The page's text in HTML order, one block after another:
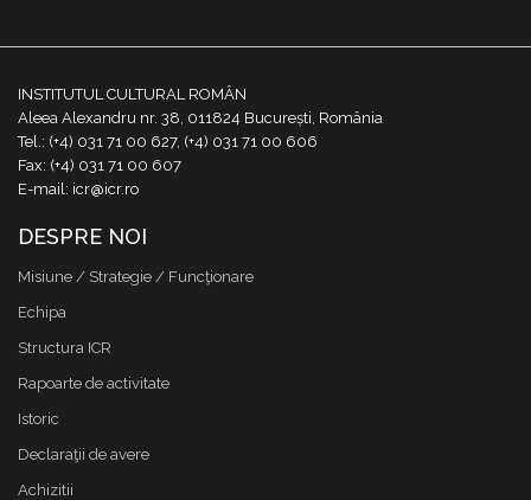
INSTITUTUL CULTURAL ROMÂN
Aleea Alexandru nr. 38, 011824 București, România
Tel.: (+4) 031 71 00 627, (+4) 031 71 00 606
Fax: (+4) 031 71 00 607
E-mail: icr@icr.ro
DESPRE NOI
Misiune / Strategie / Funcţionare
Echipa
Structura ICR
Rapoarte de activitate
Istoric
Declaraţii de avere
Achizitii